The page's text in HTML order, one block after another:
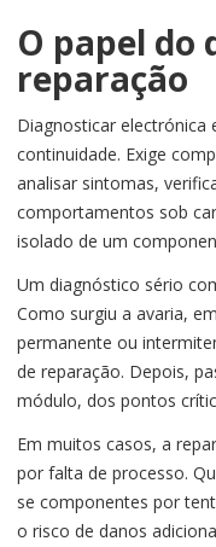
O papel do
reparação
Diagnosticar electrónica
continuidade. Exige
analisar sintomas,
comportamentos sob
isolado de um
Um diagnóstico sério
Como surgiu a avaria,
permanente ou
de reparação. Depois,
módulo, dos pontos
Em muitos casos, a
por falta de processo.
se componentes por
o risco de danos